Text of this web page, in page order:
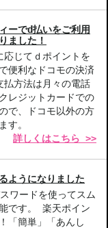
ーでd払いをご利用
ました！
応じてｄポイントを
便利なドコモの決済
方法は月々の電話
レジットカードでの
で、ドコモ以外の方
す。
詳しくはこちら >>
ようになりました
ワードを使ってスム
です。 楽天ポイン
「簡単」「あんし